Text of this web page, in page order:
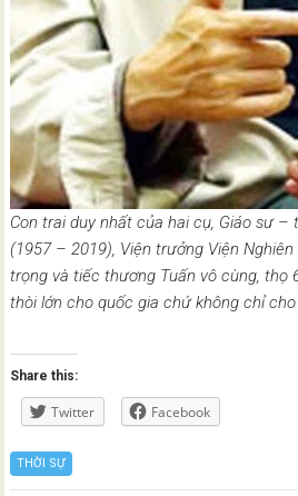
Con trai duy nhất của hai cụ, Giáo sư –
(1957 – 2019), Viện trưởng Viện
trọng và tiếc thương Tuấn vô cùng, thọ
thòi lớn cho quốc gia chứ không chỉ
Share this:
Twitter Facebook
THỜI SỰ